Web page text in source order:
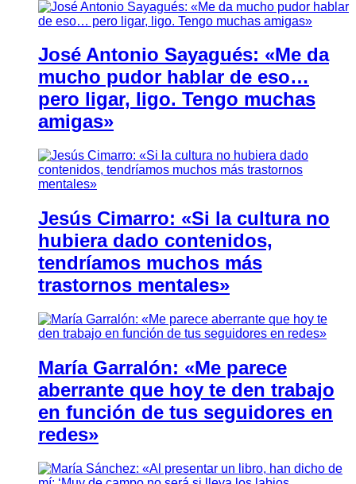
José Antonio Sayagués: «Me da
mucho pudor hablar de eso…
pero ligar, ligo. Tengo muchas
amigas»
Jesús Cimarro: «Si la cultura no
hubiera dado contenidos,
tendríamos muchos más
trastornos mentales»
María Garralón: «Me parece
aberrante que hoy te den trabajo
en función de tus seguidores en
redes»